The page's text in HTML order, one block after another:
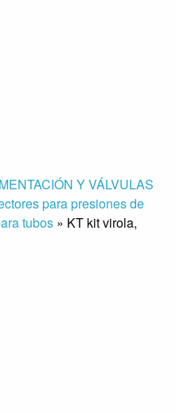
Y VÁLVULAS
para presiones de
tubos » KT kit virola,